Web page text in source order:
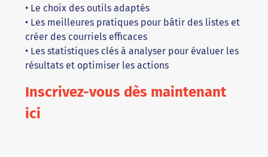
• Le choix des outils adaptés
• Les meilleures pratiques pour bâtir des listes et
créer des courriels efficaces
• Les statistiques clés à analyser pour évaluer les
résultats et optimiser les actions
Inscrivez-vous dès maintenant
ici